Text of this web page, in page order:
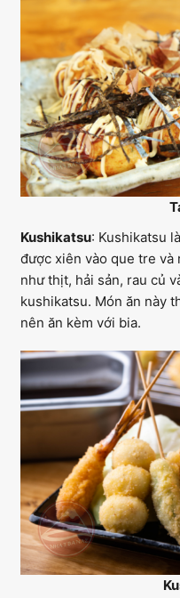
Kushikatsu: Kushikatsu
được xiên vào que tre và
như thịt, hải sản, rau củ
kushikatsu. Món ăn này
nên ăn kèm với bia.